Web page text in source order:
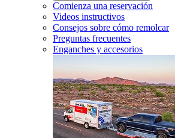
Comienza una reservación
Videos instructivos
Consejos sobre cómo remolcar
Preguntas frecuentes
Enganches y accesorios